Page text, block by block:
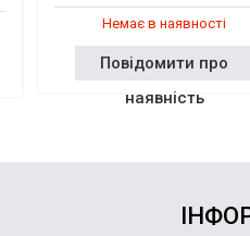
Немає в наявності
Повідомити про
наявність